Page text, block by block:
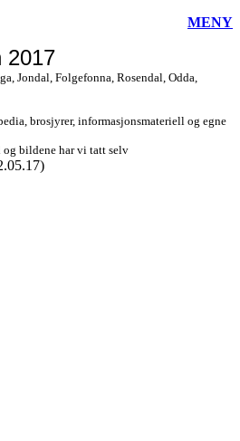
MENY
2017
Jondal, Folgefonna, Rosendal, Odda,
brosjyrer, informasjonsmateriell og egne
og bildene har vi tatt selv